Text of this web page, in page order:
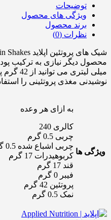
توضیحات
ویژگی های محصول
برند محصول
نظرات (0)
میلی
نوشیدنی مغذی پروتئینی را
ویژگی ها
به ازای هر وعده
کالری 240
چربی 0.5 گرم
چربی اشباع شده 0.5 گرم
کربوهیدرات 17 گرم
قند 17 گرم
فیبر 0 گرم
پروتئین 42 گرم
نمک 0.5 گرم